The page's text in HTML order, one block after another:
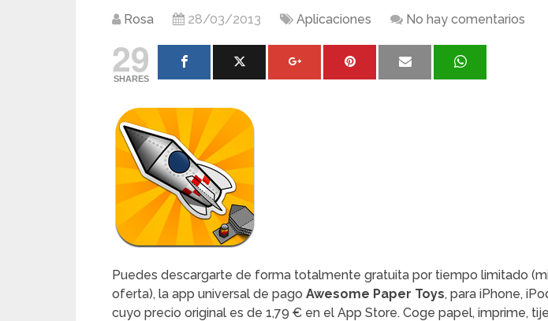
Rosa 28/03/2013 Aplicaciones No hay comentarios
29
SHARES
Puedes descargarte de forma totalmente gratuita por tiempo limitado
oferta), la app universal de pago Awesome Paper Toys, para iPhone,
cuyo precio original es de 1,79 € en el App Store. Coge papel, imprime,